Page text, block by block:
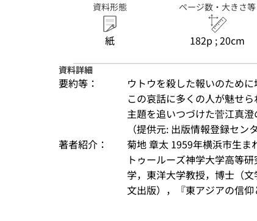
資料形態
紙
ページ数・大きさ等
182p ; 20cm
資料詳細
要約等：
ウトウを殺した報いのため
この哀話に多くの人が魅せ
主題を追いつづけた菅江真
（提供元: 出版情報登録セン
著者紹介：
菊地 章太 1959年横浜市生ま
トゥールーズ神学大学高等
学，東洋大学教授，博士（
文出版），『東アジアの信